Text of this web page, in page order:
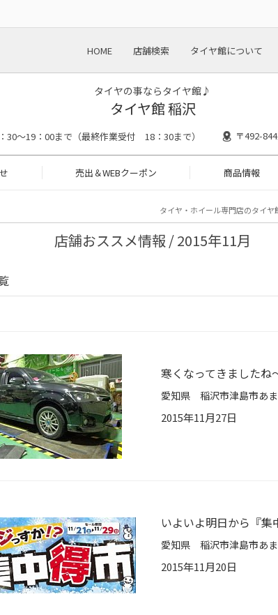
HOME 店舗検索 タイヤ館について
タイヤの事ならタイヤ館♪
タイヤ館 稲沢
30～19：00まで（最終作業受付 18：30まで） 〒492-
売出＆WEBクーポン 商品情報
タイヤ・ホイール専門店のタイヤ
店舗おススメ情報 / 2015年11月
寒くなってきましたね
2015年11月27日
いよいよ明日から『
2015年11月20日